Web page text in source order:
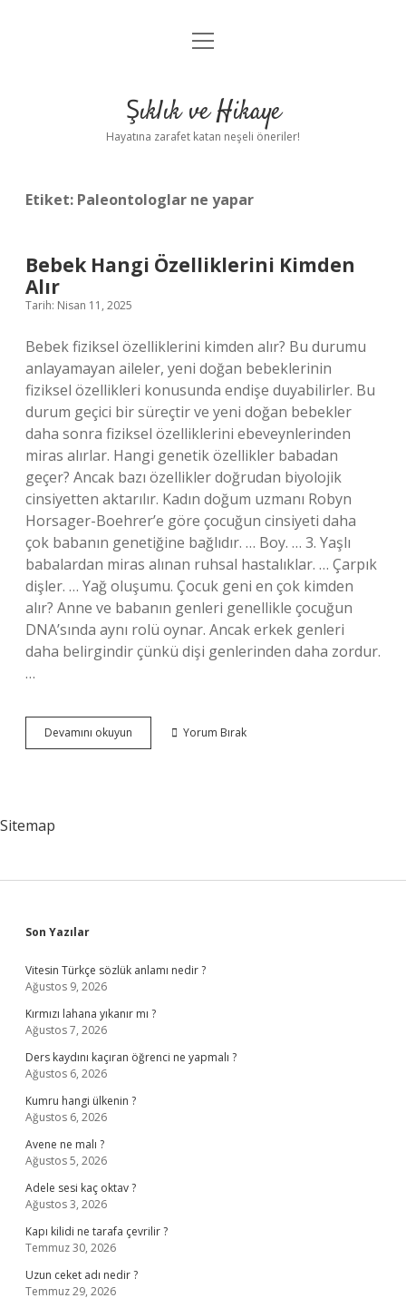
Ornitorenk nasıl çoğalır ?
Gizlilik Politikası
menüyü
Şıklık ve Hikaye
Hayatına zarafet katan neşeli öneriler!
Etiket: Paleontologlar ne yapar
Bebek Hangi Özelliklerini Kimden
Alır
Tarih: Nisan 11, 2025
Bebek fiziksel özelliklerini kimden alır? Bu durumu
anlayamayan aileler, yeni doğan bebeklerinin
fiziksel özellikleri konusunda endişe duyabilirler. Bu
durum geçici bir süreçtir ve yeni doğan bebekler
daha sonra fiziksel özelliklerini ebeveynlerinden
miras alırlar. Hangi genetik özellikler babadan
geçer? Ancak bazı özellikler doğrudan biyolojik
cinsiyetten aktarılır. Kadın doğum uzmanı Robyn
Horsager-Boehrer’e göre çocuğun cinsiyeti daha
çok babanın genetiğine bağlıdır. … Boy. … 3. Yaşlı
babalardan miras alınan ruhsal hastalıklar. … Çarpık
dişler. … Yağ oluşumu. Çocuk geni en çok kimden
alır? Anne ve babanın genleri genellikle çocuğun
DNA’sında aynı rolü oynar. Ancak erkek genleri
daha belirgindir çünkü dişi genlerinden daha zordur.
…
Devamını okuyun
Hangi
Yorum Bırak
Sitemap
Sidebar
Son Yazılar
Vitesin Türkçe sözlük anlamı nedir ?
Ağustos 9, 2026
Kırmızı lahana yıkanır mı ?
Ağustos 7, 2026
Ders kaydını kaçıran öğrenci ne yapmalı ?
Ağustos 6, 2026
Kumru hangi ülkenin ?
Ağustos 6, 2026
Avene ne malı ?
Ağustos 5, 2026
Adele sesi kaç oktav ?
Ağustos 3, 2026
Kapı kilidi ne tarafa çevrilir ?
Temmuz 30, 2026
Uzun ceket adı nedir ?
Temmuz 29, 2026